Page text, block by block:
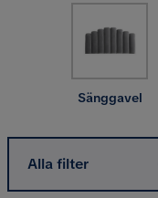
Sänggavel
Alla filter